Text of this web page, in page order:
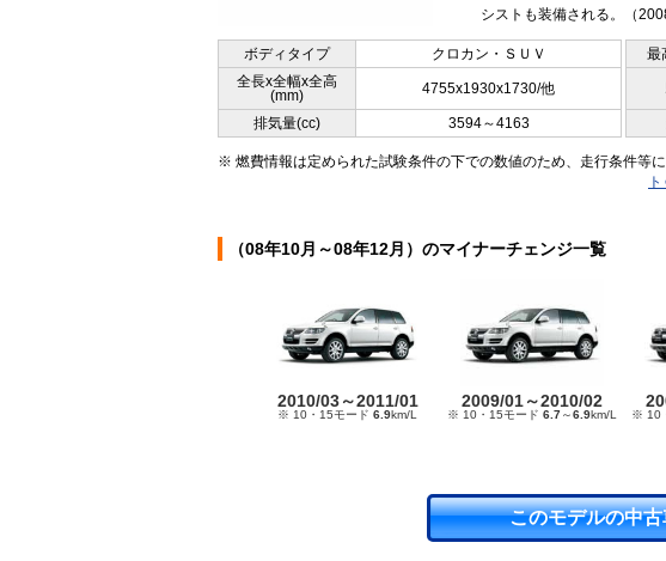
シストも装備される。（
ボディタイプ クロカン・ＳＵＶ 最
全長x全幅x全高
(mm)
4755x1930x1730/他
排気量(cc) 3594～4163
※ 燃費情報は定められた試験条件の下での数値のため、走行条件等
（08年10月～08年12月）のマイナーチェンジ一覧
2010/03～2011/01
※ 10・15モード 6.9km/L
2009/01～2010/02
※ 10・15モード 6.7～6.9km/L ※ 10
このモデルの中